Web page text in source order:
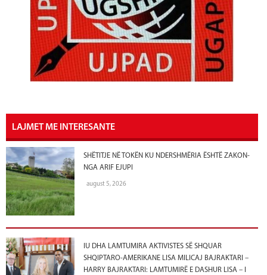
LAJMET ME INTERESANTE
SHËTITJE NË TOKËN KU NDERSHMËRIA ËSHTË ZAKON-
NGA ARIF EJUPI
august 5, 2026
IU DHA LAMTUMIRA AKTIVISTES SË SHQUAR
SHQIPTARO-AMERIKANE LISA MILICAJ BAJRAKTARI –
HARRY BAJRAKTARI: LAMTUMIRË E DASHUR LISA – I